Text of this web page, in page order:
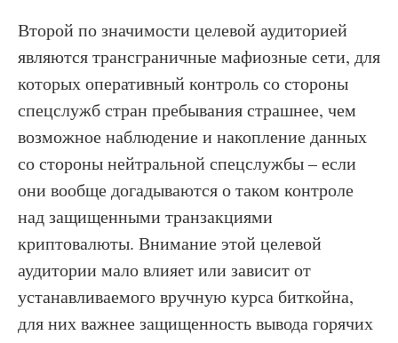
Второй по значимости целевой аудиторией
являются трансграничные мафиозные сети, для
которых оперативный контроль со стороны
спецслужб стран пребывания страшнее, чем
возможное наблюдение и накопление данных
со стороны нейтральной спецслужбы – если
они вообще догадываются о таком контроле
над защищенными транзакциями
криптовалюты. Внимание этой целевой
аудитории мало влияет или зависит от
устанавливаемого вручную курса биткойна,
для них важнее защищенность вывода горячих